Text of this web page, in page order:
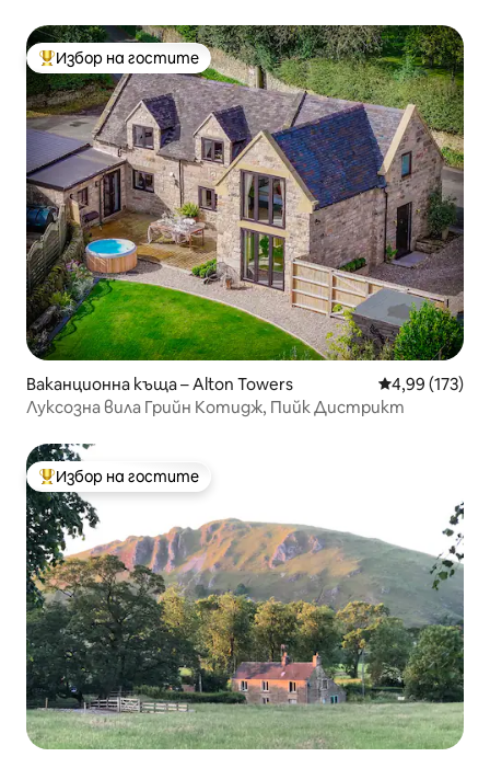
Най-популярен избор на гостите
Избор на гостите
Ваканционна къща – Alton Towers Средна
4,99 (173)
Луксозна вила Грийн Котидж, Пийк Дистрикт
Най-популярен избор на гостите
Избор на гостите